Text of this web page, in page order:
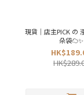
現貨｜店主PICK の
朵袋☁️✨